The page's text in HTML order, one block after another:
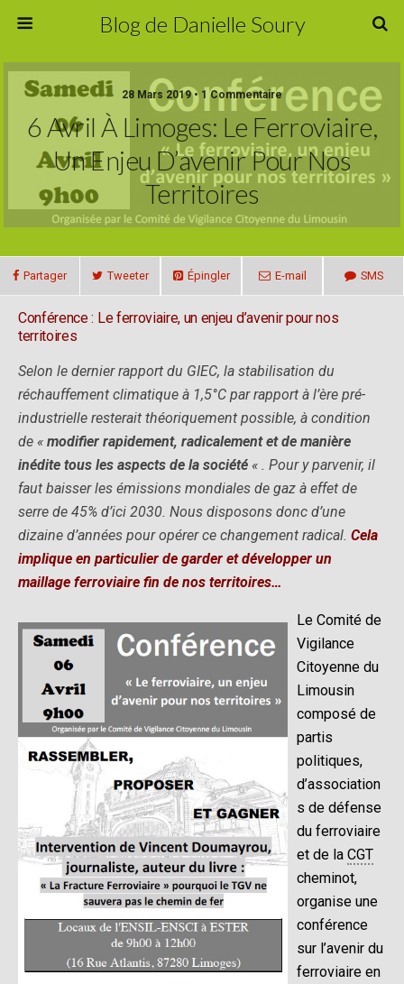
Blog de Danielle Soury
28 Mars 2019 • 1 Commentaire
6 Avril À Limoges: Le Ferroviaire,
Un Enjeu D’avenir Pour Nos
Territoires
Partager Tweeter Épingler E-mail SMS
Conférence : Le ferroviaire, un enjeu d’avenir pour nos
territoires
Selon le dernier rapport du GIEC, la stabilisation du
réchauffement climatique à 1,5°C par rapport à l’ère pré-
industrielle resterait théoriquement possible, à condition
de « modifier rapidement, radicalement et de manière
inédite tous les aspects de la société « . Pour y parvenir, il
faut baisser les émissions mondiales de gaz à effet de
serre de 45% d’ici 2030. Nous disposons donc d’une
dizaine d’années pour opérer ce changement radical. Cela
implique en particulier de garder et développer un
maillage ferroviaire fin de nos territoires…
Le Comité de
Vigilance
Citoyenne du
Limousin
composé de
partis
politiques,
d’association
s de défense
du ferroviaire
et de la CGT
cheminot,
organise une
conférence
sur l’avenir du
ferroviaire en